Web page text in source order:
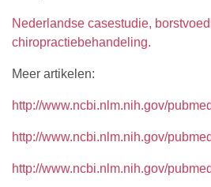
Nederlandse casestudie,
chiropractiebehandeling.
Meer artikelen:
http://www.ncbi.nlm.nih.gov/
http://www.ncbi.nlm.nih.gov/
http://www.ncbi.nlm.nih.gov/